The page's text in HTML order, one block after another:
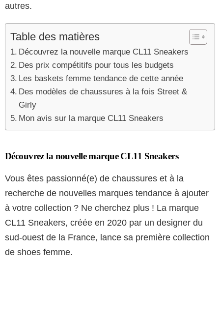
autres.
Table des matières
Découvrez la nouvelle marque CL11 Sneakers
Des prix compétitifs pour tous les budgets
Les baskets femme tendance de cette année
Des modèles de chaussures à la fois Street &
Girly
Mon avis sur la marque CL11 Sneakers
Découvrez la nouvelle marque CL11 Sneakers
Vous êtes passionné(e) de chaussures et à la
recherche de nouvelles marques tendance à ajouter
à votre collection ? Ne cherchez plus ! La marque
CL11 Sneakers, créée en 2020 par un designer du
sud-ouest de la France, lance sa première collection
de shoes femme.